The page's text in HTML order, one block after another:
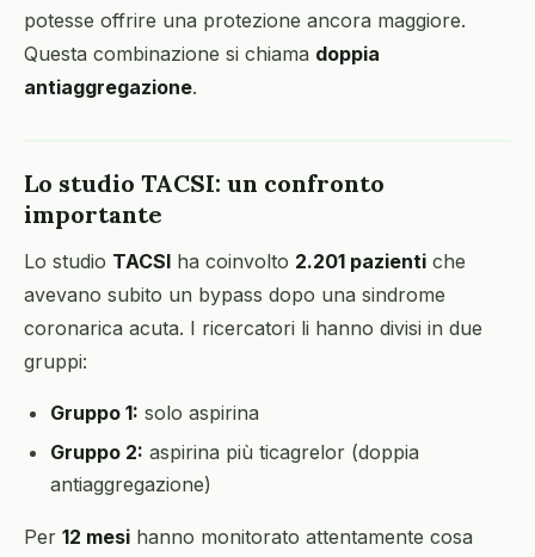
potesse offrire una protezione ancora maggiore.
Questa combinazione si chiama doppia
antiaggregazione.
Lo studio TACSI: un confronto
importante
Lo studio TACSI ha coinvolto 2.201 pazienti che
avevano subito un bypass dopo una sindrome
coronarica acuta. I ricercatori li hanno divisi in due
gruppi:
Gruppo 1: solo aspirina
Gruppo 2: aspirina più ticagrelor (doppia
antiaggregazione)
Per 12 mesi hanno monitorato attentamente cosa